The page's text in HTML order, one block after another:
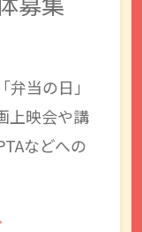
当の日」
上映会や講
などへの